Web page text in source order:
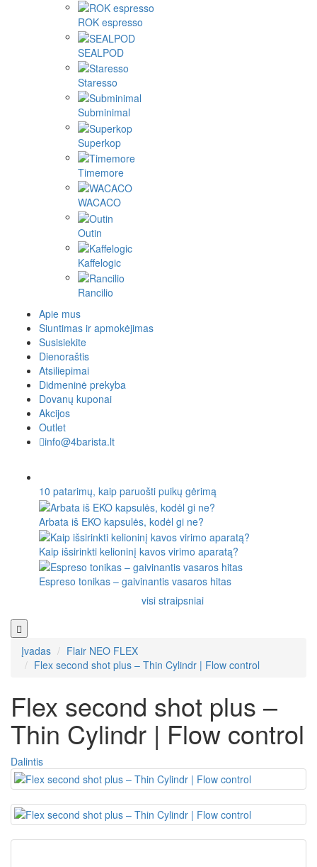
ROK espresso
SEALPOD
Staresso
Subminimal
Superkop
Timemore
WACACO
Outin
Kaffelogic
Rancilio
Apie mus
Siuntimas ir apmokėjimas
Susisiekite
Dienoraštis
Atsiliepimai
Didmeninė prekyba
Dovanų kuponai
Akcijos
Outlet
info@4barista.lt
10 patarimų, kaip paruošti puikų gėrimą
Arbata iš EKO kapsulės, kodėl gi ne?
Kaip išsirinkti kelioninį kavos virimo aparatą?
Espreso tonikas – gaivinantis vasaros hitas
visi straipsniai
Įvadas
Flair NEO FLEX
Flex second shot plus – Thin Cylindr | Flow control
Flex second shot plus –
Thin Cylindr | Flow control
Dalintis